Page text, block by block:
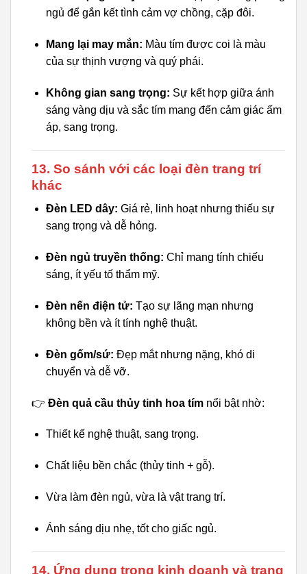
ngủ để gắn kết tình cảm vợ chồng, cặp đôi.
Mang lại may mắn: Màu tím được coi là màu
của sự thịnh vượng và quý phái.
Không gian sang trọng: Sự kết hợp giữa ánh
sáng vàng dịu và sắc tím mang đến cảm giác ấm
áp, sang trọng.
13. So sánh với các loại đèn trang trí
khác
Đèn LED dây: Giá rẻ, linh hoạt nhưng thiếu sự
sang trọng và dễ hỏng.
Đèn ngủ truyền thống: Chỉ mang tính chiếu
sáng, ít yếu tố thẩm mỹ.
Đèn nến điện tử: Tạo sự lãng mạn nhưng
không bền và ít tính nghệ thuật.
Đèn gốm/sứ: Đẹp mắt nhưng nặng, khó di
chuyển và dễ vỡ.
👉 Đèn quả cầu thủy tinh hoa tím nổi bật nhờ:
Thiết kế nghệ thuật, sang trọng.
Chất liệu bền chắc (thủy tinh + gỗ).
Vừa làm đèn ngủ, vừa là vật trang trí.
Ánh sáng dịu nhẹ, tốt cho giấc ngủ.
14. Ứng dụng trong kinh doanh và trang